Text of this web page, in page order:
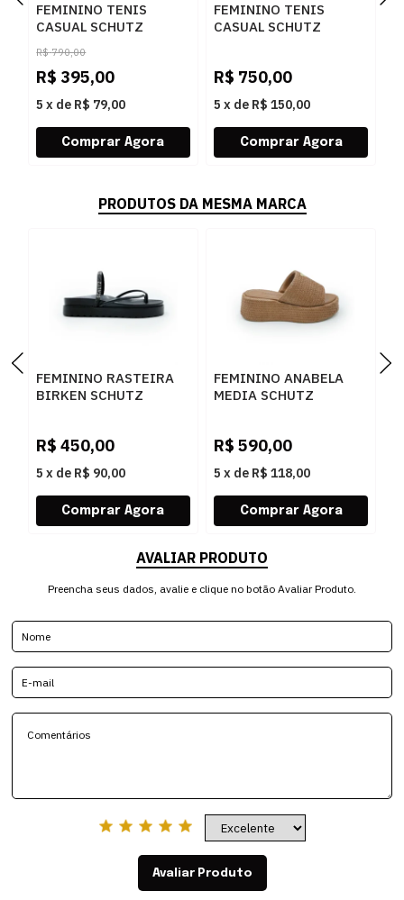
FEMININO TENIS
CASUAL SCHUTZ
S2257600010001
WHITE/PRATA
R$ 790,00
R$ 395,00
5 x de R$ 79,00
FEMININO TENIS
CASUAL SCHUTZ
R$ 750,00
5 x de R$ 150,00
PRODUTOS DA MESMA MARCA
FEMININO RASTEIRA
BIRKEN SCHUTZ
CRISTAL
R$ 450,00
5 x de R$ 90,00
FEMININO ANABELA
MEDIA SCHUTZ
R$ 590,00
5 x de R$ 118,00
AVALIAR PRODUTO
Preencha seus dados, avalie e clique no botão Avaliar Produto.
Avaliar Produto